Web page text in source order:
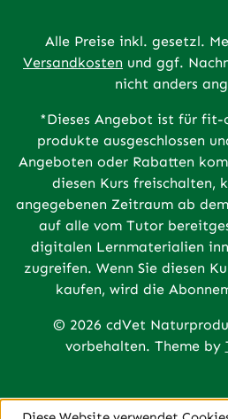
Alle Preise inkl. gesetzl.
Versandkosten und ggf.
nicht anders
*Dieses Angebot ist für fit-
produkte ausgeschlossen
Angeboten oder Rabatten
diesen Kurs freischalten,
angegebenen Zeitraum ab
auf alle vom Tutor
digitalen Lernmaterialien
zugreifen. Wenn Sie diesen
kaufen, wird die
© 2026 cdVet
vorbehalten. Theme by